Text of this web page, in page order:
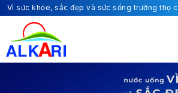
Vì sức khỏe, sắc đẹp và sức sống trường thọ